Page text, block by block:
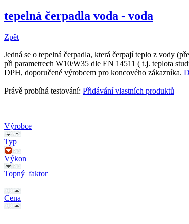
tepelná čerpadla voda - voda
Zpět
Jedná se o tepelná čerpadla, která čerpají teplo z vody
při parametrech W10/W35 dle EN 14511 ( t.j. teplota
DPH, doporučené výrobcem pro koncového zákazníka.
Právě probíhá testování: Přidávání vlastních produktů
Výrobce
Typ
Výkon
Topný_faktor
Cena